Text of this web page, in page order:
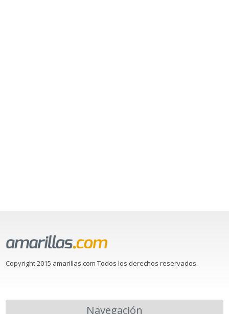
Copyright 2015 amarillas.com Todos los derechos reservados.
Navegación